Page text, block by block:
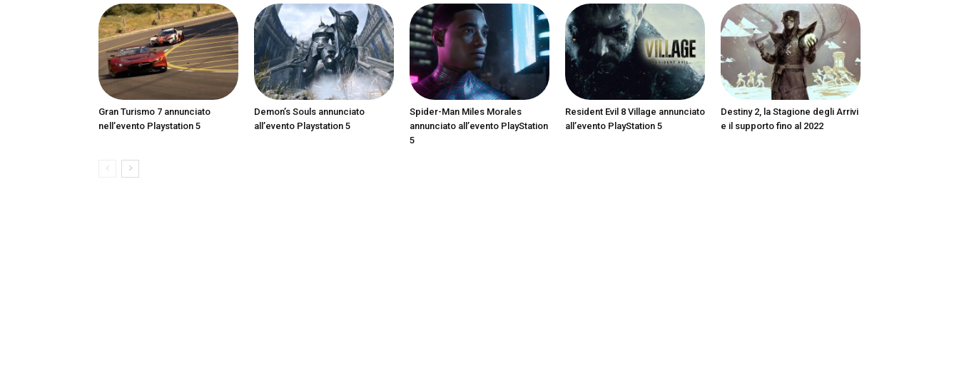
Gran Turismo 7 annunciato
nell’evento Playstation 5
Demon’s Souls annunciato
all’evento Playstation 5
Spider-Man Miles Morales
annunciato all’evento PlayStation
5
Resident Evil 8 Village annunciato
all’evento PlayStation 5
Destiny 2, la Stagione degli Arrivi
e il supporto fino al 2022